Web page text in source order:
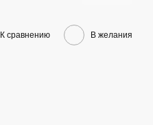
К сравнению В желания